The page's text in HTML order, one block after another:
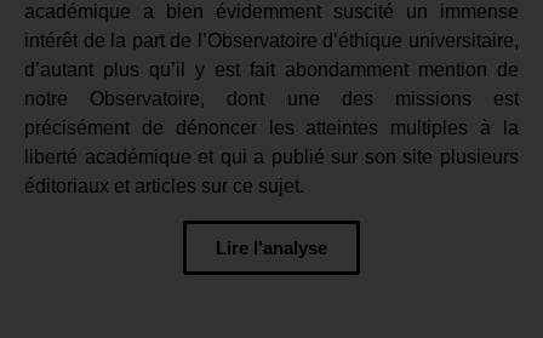
académique a bien évidemment suscité un immense
intérêt de la part de l’Observatoire d’éthique universitaire,
d’autant plus qu’il y est fait abondamment mention de
notre Observatoire, dont une des missions est
précisément de dénoncer les atteintes multiples à la
liberté académique et qui a publié sur son site plusieurs
éditoriaux et articles sur ce sujet.
Lire l'analyse